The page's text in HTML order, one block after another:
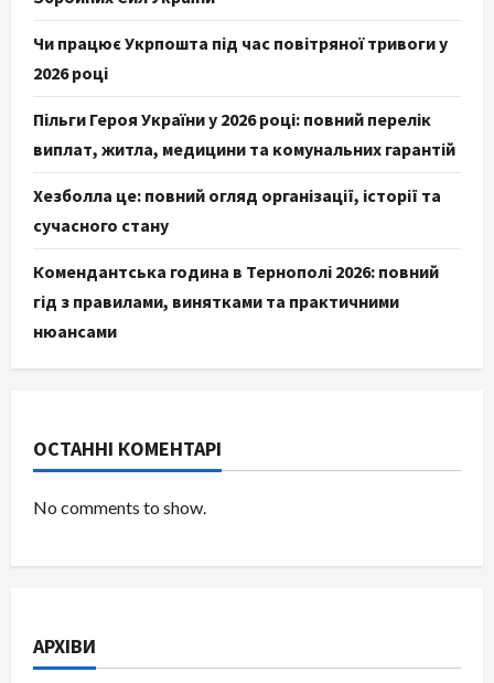
Чи працює Укрпошта під час повітряної тривоги у
2026 році
Пільги Героя України у 2026 році: повний перелік
виплат, житла, медицини та комунальних гарантій
Хезболла це: повний огляд організації, історії та
сучасного стану
Комендантська година в Тернополі 2026: повний
гід з правилами, винятками та практичними
нюансами
ОСТАННІ КОМЕНТАРІ
No comments to show.
АРХІВИ